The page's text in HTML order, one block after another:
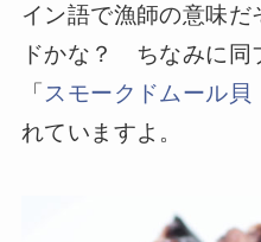
イン語で漁師の意味
ドかな？ ちなみに同
「 スモークドムール貝
れていますよ。